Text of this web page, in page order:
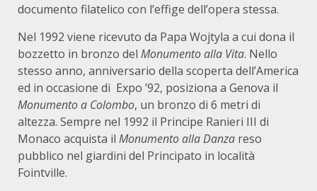
documento filatelico con l’effige dell’opera stessa.
Nel 1992 viene ricevuto da Papa Wojtyla a cui dona il
bozzetto in bronzo del Monumento alla Vita. Nello
stesso anno, anniversario della scoperta dell’America
ed in occasione di Expo ’92, posiziona a Genova il
Monumento a Colombo, un bronzo di 6 metri di
altezza. Sempre nel 1992 il Principe Ranieri III di
Monaco acquista il Monumento alla Danza reso
pubblico nel giardini del Principato in località
Fointville.